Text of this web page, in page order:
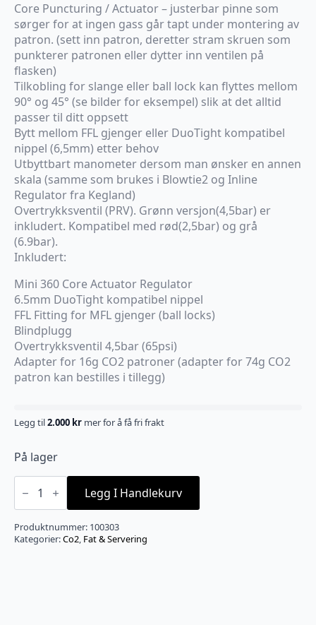
Core Puncturing / Actuator – justerbar pinne som
sørger for at ingen gass går tapt under montering av
patron. (sett inn patron, deretter stram skruen som
punkterer patronen eller dytter inn ventilen på
flasken)
Tilkobling for slange eller ball lock kan flyttes mellom
90° og 45° (se bilder for eksempel) slik at det alltid
passer til ditt oppsett
Bytt mellom FFL gjenger eller DuoTight kompatibel
nippel (6,5mm) etter behov
Utbyttbart manometer dersom man ønsker en annen
skala (samme som brukes i Blowtie2 og Inline
Regulator fra Kegland)
Overtrykksventil (PRV). Grønn versjon(4,5bar) er
inkludert. Kompatibel med rød(2,5bar) og grå
(6.9bar).
Inkludert:
Mini 360 Core Actuator Regulator
6.5mm DuoTight kompatibel nippel
FFL Fitting for MFL gjenger (ball locks)
Blindplugg
Overtrykksventil 4,5bar (65psi)
Adapter for 16g CO2 patroner (adapter for 74g CO2
patron kan bestilles i tillegg)
Legg til2.000 kr mer for å få fri frakt
På lager
KegLand
Mini
Core
Actuator
Regulator
antall
Legg I Handlekurv
Produktnummer: 100303
Kategorier:Co2, Fat & Servering